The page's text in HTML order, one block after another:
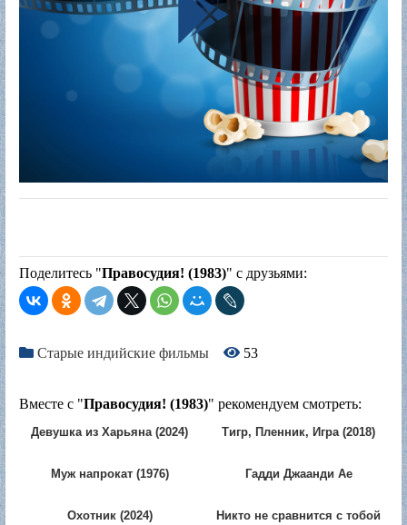
Поделитесь "Правосудия! (1983)" с друзьями:
Старые индийские фильмы 53
Вместе с "Правосудия! (1983)" рекомендуем смотреть:
Девушка из Харьяна (2024) Тигр, Пленник, Игра (2018)
Муж напрокат (1976)
Гадди Джаанди Ае
Охотник (2024)
Никто не сравнится с тобой